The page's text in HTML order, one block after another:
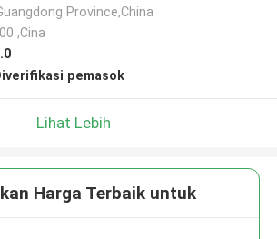
Province,China
,Cina
pemasok
Lihat Lebih
Harga Terbaik untuk